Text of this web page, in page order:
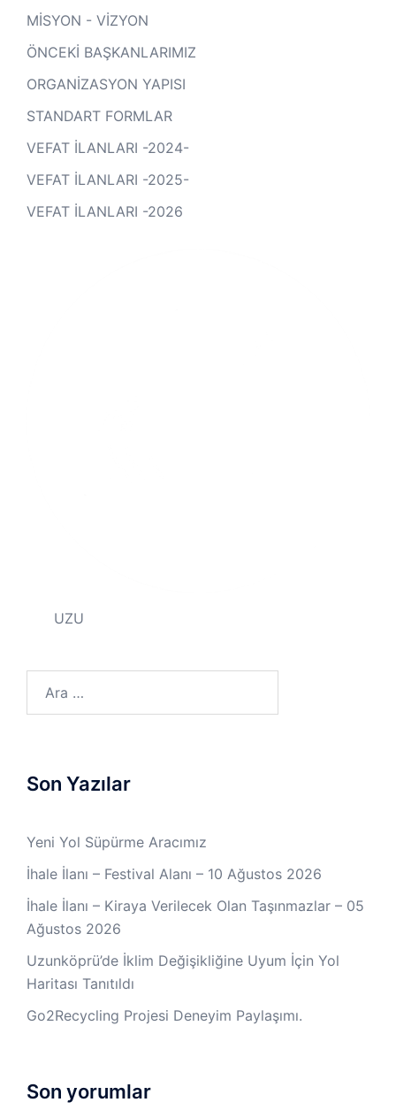
MİSYON - VİZYON
ÖNCEKİ BAŞKANLARIMIZ
ORGANİZASYON YAPISI
STANDART FORMLAR
VEFAT İLANLARI -2024-
VEFAT İLANLARI -2025-
VEFAT İLANLARI -2026
UZU
Son Yazılar
Yeni Yol Süpürme Aracımız
İhale İlanı – Festival Alanı – 10 Ağustos 2026
İhale İlanı – Kiraya Verilecek Olan Taşınmazlar – 05
Ağustos 2026
Uzunköprü’de İklim Değişikliğine Uyum İçin Yol
Haritası Tanıtıldı
Go2Recycling Projesi Deneyim Paylaşımı.
Son yorumlar